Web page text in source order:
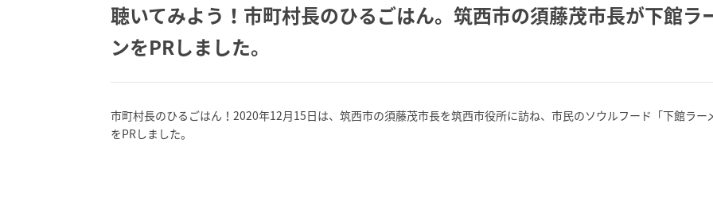
聴いてみよう！市町村長のひるごはん。筑西市の須藤茂市長が下館ラ
ンをPRしました。
市町村長のひるごはん！2020年12月15日は、筑西市の須藤茂市長を筑西市役所に訪ね、市民のソウルフード「下館ラー
をPRしました。